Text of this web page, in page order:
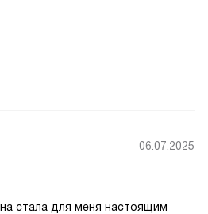
06.07.2025
стала для меня настоящим